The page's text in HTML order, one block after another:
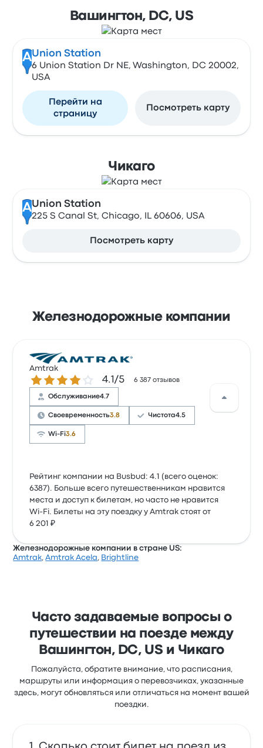
Вашингтон, DC, US
AUnion Station
6 Union Station Dr NE, Washington, DC 20002,
USA
Перейти на
страницу
Посмотреть карту
Чикаго
AUnion Station
225 S Canal St, Chicago, IL 60606, USA
Посмотреть карту
Железнодорожные компании
Amtrak
Количество звезд: 4.1 из 5
4.1/5 6 387 отзывов
Обслуживание4.7
Своевременность3.8 Чистота4.5
Wi-Fi3.6
Рейтинг компании на Busbud: 4.1 (всего оценок:
6387). Больше всего путешественникам нравится
места и доступ к билетам, но часто не нравится
Wi-Fi. Билеты на эту поездку у Amtrak стоят от
6 201 ₽
Железнодорожные компании в стране US:
Amtrak,Amtrak Acela, Brightline
Часто задаваемые вопросы о
путешествии на поезде между
Вашингтон, DC, US и Чикаго
Пожалуйста, обратите внимание, что расписания,
маршруты или информация о перевозчиках, указанные
здесь, могут обновляться или отличаться на момент вашей
поездки.